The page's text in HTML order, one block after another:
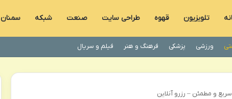
تلویزیون قهوه طراحی سایت صنعت شبکه سمنان
ورزشی پزشکی فرهنگ و هنر فیلم و سریال
و مطمئن – رزرو آنلاین